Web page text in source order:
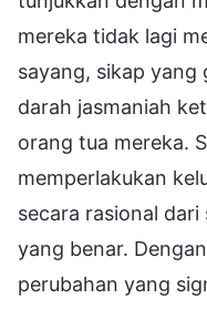
mereka tidak lagi
sayang, sikap yang
darah jasmaniah
orang tua mereka.
memperlakukan
secara rasional
yang benar.
perubahan yang